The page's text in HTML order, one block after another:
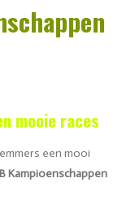
mooie races
een mooi
Kampioenschappen